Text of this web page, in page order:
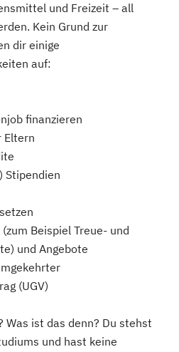
und Freizeit – all
Kein Grund zur
dir einige
auf:
finanzieren
Eltern
Stipendien
Beispiel Treue- und
und Angebote
(UGV)
Was ist das denn? Du stehst
und hast keine